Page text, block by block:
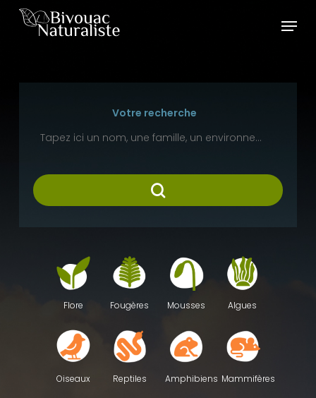
Menu
Votre recherche
Flore Fougères Mousses Algues
Oiseaux Reptiles Amphibiens Mammifères